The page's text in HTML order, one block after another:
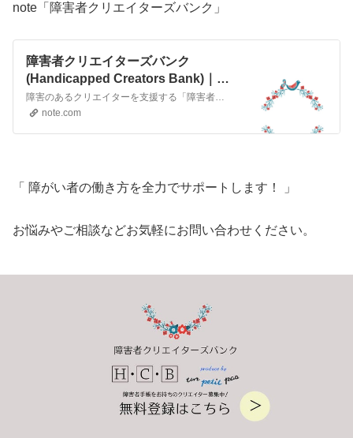
note「障害者クリエイターズバンク」
障害者クリエイターズバンク
(Handicapped Creators Bank)｜
note
障害のあるクリエイターを支援する「障害者クリエイターズバンク」です。 クリエイターとしてお仕事をしてみたい方を募集しています。 働く障害者を応援するnoteを目指し、情報を発信していきます。
note.com
「 障がい者の働き方を全力でサポートします！ 」
お悩みやご相談などお気軽にお問い合わせください。